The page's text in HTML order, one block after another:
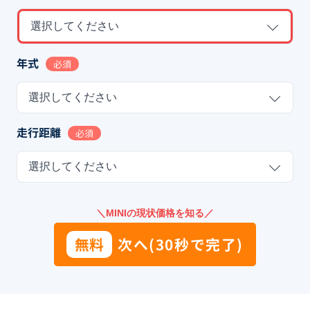
選択してください
年式 必須
選択してください
走行距離 必須
選択してください
＼MINIの現状価格を知る／
無料 次へ(30秒で完了)